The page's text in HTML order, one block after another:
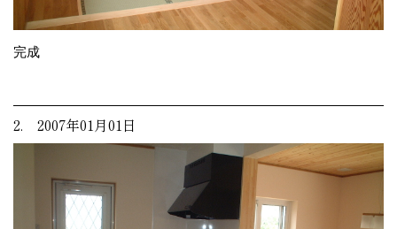
完成
2. 2007年01月01日